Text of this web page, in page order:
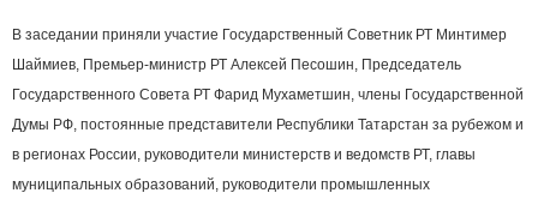
В заседании приняли участие Государственный Советник РТ Минтимер
Шаймиев, Премьер-министр РТ Алексей Песошин, Председатель
Государственного Совета РТ Фарид Мухаметшин, члены Государственной
Думы РФ, постоянные представители Республики Татарстан за рубежом и
в регионах России, руководители министерств и ведомств РТ, главы
муниципальных образований, руководители промышленных